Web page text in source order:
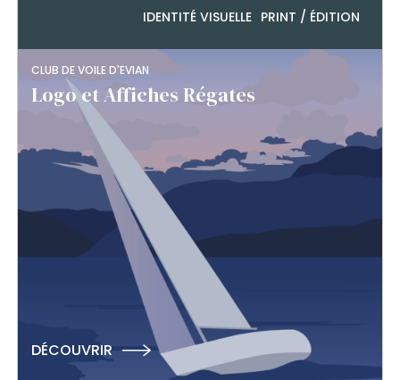
IDENTITÉ VISUELLE PRINT / ÉDITION
CLUB DE VOILE D'EVIAN
Logo et Affiches Régates
DÉCOUVRIR